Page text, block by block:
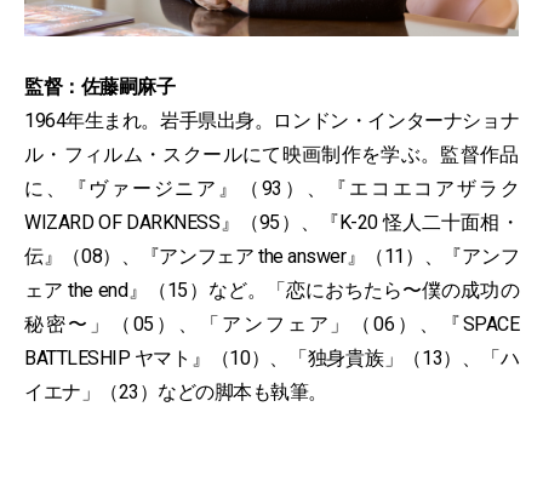
監督：佐藤嗣麻子
1964年生まれ。岩手県出身。ロンドン・インターナショナ
ル・フィルム・スクールにて映画制作を学ぶ。監督作品
に、『ヴァージニア』（93）、『エコエコアザラク
WIZARD OF DARKNESS』（95）、『K-20 怪人二十面相・
伝』（08）、『アンフェア the answer』（11）、『アンフ
ェア the end』（15）など。「恋におちたら〜僕の成功の
秘密〜」（05）、「アンフェア」（06）、『SPACE
BATTLESHIP ヤマト』（10）、「独身貴族」（13）、「ハ
イエナ」（23）などの脚本も執筆。